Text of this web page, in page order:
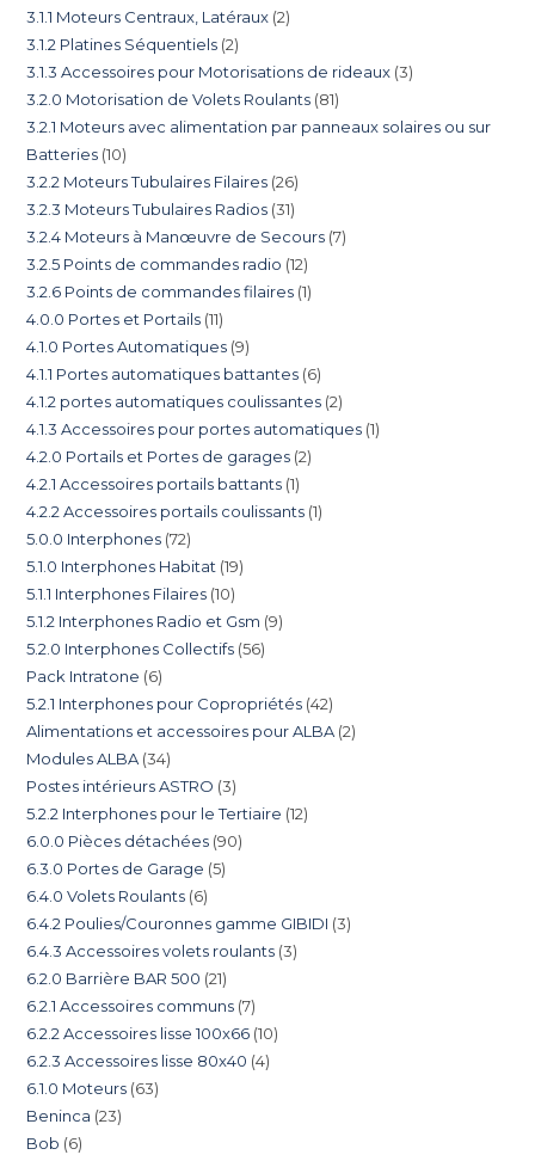
3.1.1 Moteurs Centraux, Latéraux 2
3.1.2 Platines Séquentiels 2
3.1.3 Accessoires pour Motorisations de rideaux 3
3.2.0 Motorisation de Volets Roulants 81
3.2.1 Moteurs avec alimentation par panneaux solaires ou sur
Batteries 10
3.2.2 Moteurs Tubulaires Filaires 26
3.2.3 Moteurs Tubulaires Radios 31
3.2.4 Moteurs à Manœuvre de Secours 7
3.2.5 Points de commandes radio 12
3.2.6 Points de commandes filaires 1
4.0.0 Portes et Portails 11
4.1.0 Portes Automatiques 9
4.1.1 Portes automatiques battantes 6
4.1.2 portes automatiques coulissantes 2
4.1.3 Accessoires pour portes automatiques 1
4.2.0 Portails et Portes de garages 2
4.2.1 Accessoires portails battants 1
4.2.2 Accessoires portails coulissants 1
5.0.0 Interphones 72
5.1.0 Interphones Habitat 19
5.1.1 Interphones Filaires 10
5.1.2 Interphones Radio et Gsm 9
5.2.0 Interphones Collectifs 56
Pack Intratone 6
5.2.1 Interphones pour Copropriétés 42
Alimentations et accessoires pour ALBA 2
Modules ALBA 34
Postes intérieurs ASTRO 3
5.2.2 Interphones pour le Tertiaire 12
6.0.0 Pièces détachées 90
6.3.0 Portes de Garage 5
6.4.0 Volets Roulants 6
6.4.2 Poulies/Couronnes gamme GIBIDI 3
6.4.3 Accessoires volets roulants 3
6.2.0 Barrière BAR 500 21
6.2.1 Accessoires communs 7
6.2.2 Accessoires lisse 100x66 10
6.2.3 Accessoires lisse 80x40 4
6.1.0 Moteurs 63
Beninca 23
Bob 6